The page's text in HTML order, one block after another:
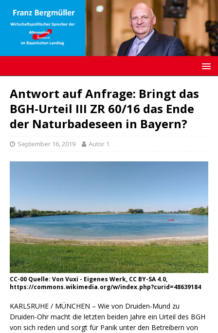
Antwort auf Anfrage: Bringt das
BGH-Urteil III ZR 60/16 das Ende
der Naturbadeseen in Bayern?
September 16, 2019 Autor 1
CC-00 Quelle: Von Vuxi - Eigenes Werk, CC BY-SA 4.0,
https://commons.wikimedia.org/w/index.php?curid=48639184
KARLSRUHE / MÜNCHEN – Wie von Druiden-Mund zu
Druiden-Ohr macht die letzten beiden Jahre ein Urteil des BGH
von sich reden und sorgt für Panik unter den Betreibern von